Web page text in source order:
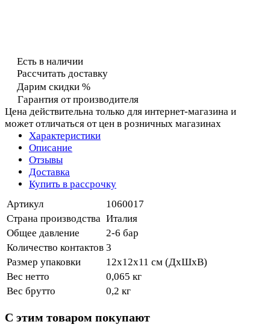
Есть в наличии
Рассчитать доставку
Дарим скидки %
Гарантия от производителя
Цена действительна только для интернет-магазина и
может отличаться от цен в розничных магазинах
Характеристики
Описание
Отзывы
Доставка
Купить в рассрочку
Артикул
1060017
Страна производства Италия
Общее давление
2-6 бар
Количество контактов 3
Размер упаковки
12х12х11 см (ДхШхВ)
Вес нетто
0,065 кг
Вес брутто
0,2 кг
С этим товаром покупают